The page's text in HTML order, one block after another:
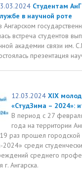
Студентам
в научной роте
встреча студентов
академии связи им.
презентация
12.03.2024 XIX
«СтудЗима – 2024»:
В период с 27
года на территории
19 раз прошел
2024» среди
среднего
Ангарска.